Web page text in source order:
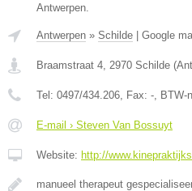
Antwerpen.
Antwerpen » Schilde Google
Braamstraat 4 2970 Schilde (
Tel: 0497/434.206 , Fax: - , BTW-
E-mail › Steven Van Bossuyt
Website: http://
manueel therapeut